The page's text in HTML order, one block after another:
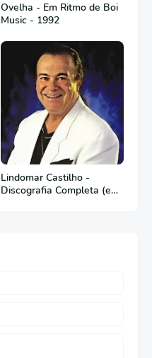
Ovelha - Em Ritmo de Boi
Music - 1992
Lindomar Castilho -
Discografia Completa (em